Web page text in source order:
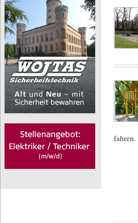
fahren.